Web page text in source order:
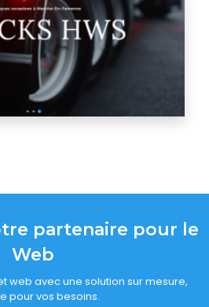
partenaire pour le
Web
web avec une solution sur mesure,
pour vos besoins.